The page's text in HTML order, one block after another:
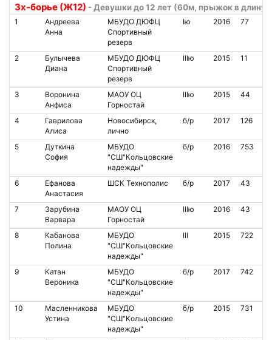
3х-борье (Ж12) - Девушки до 12 лет (60м, прыжок в длину
1
Андреева
Анна
МБУДО ДЮФЦ
Спортивный
резерв
Iю 2016 77
2
Булычева
Диана
МБУДО ДЮФЦ
Спортивный
резерв
IIIю 2015 11
3
Воронина
Анфиса
МАОУ ОЦ
Горностай
IIIю 2015 44
4
Гаврилова
Алиса
Новосибирск,
лично
б/р 2017 126
5
Дуткина
София
МБУДО
"СШ"Кольцовские
надежды"
б/р 2016 753
6
Ефанова
Анастасия
ШСК Технополис б/р 2017 43
7
Зарубина
Варвара
МАОУ ОЦ
Горностай
IIIю 2016 43
8
Кабанова
Полина
МБУДО
"СШ"Кольцовские
надежды"
III 2015 722
9
Катан
Вероника
МБУДО
"СШ"Кольцовские
надежды"
б/р 2017 742
10
Масленникова
Устина
МБУДО
"СШ"Кольцовские
надежды"
б/р 2015 731